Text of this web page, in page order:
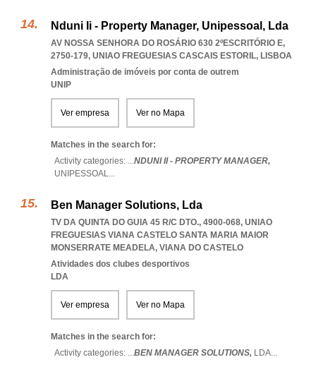
Nduni Ii - Property Manager, Unipessoal, Lda
AV NOSSA SENHORA DO ROSÁRIO 630 2ºESCRITÓRIO E,
2750-179, UNIAO FREGUESIAS CASCAIS ESTORIL, LISBOA
Administração de imóveis por conta de outrem
UNIP
Ver empresa Ver no Mapa
Matches in the search for:
Activity categories: ...NDUNI II - PROPERTY MANAGER,
UNIPESSOAL...
Ben Manager Solutions, Lda
TV DA QUINTA DO GUIA 45 R/C DTO., 4900-068, UNIAO
FREGUESIAS VIANA CASTELO SANTA MARIA MAIOR
MONSERRATE MEADELA, VIANA DO CASTELO
Atividades dos clubes desportivos
LDA
Ver empresa Ver no Mapa
Matches in the search for:
Activity categories: ...BEN MANAGER SOLUTIONS, LDA...